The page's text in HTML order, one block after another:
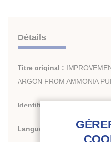
Détails
Titre original :
ARGON FROM AMMONIA
Identifiant de la fiche :
Langues :